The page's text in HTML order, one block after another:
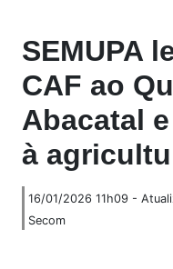
SEMUPA
CAF ao
Abacatal
à
16/01/2026 11h09 -
Secom